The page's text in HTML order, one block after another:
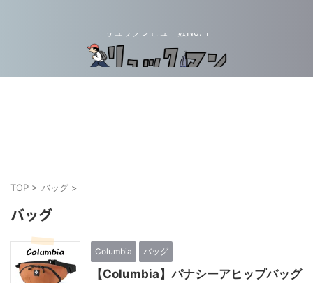
リュックレビュー数No. 1
TOP > バッグ >
バッグ
Columbia バッグ
【Columbia】パナシーアヒップバッグ